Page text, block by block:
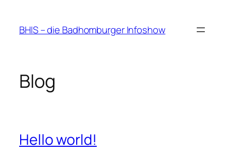
springen
BHIS – die Badhomburger Infoshow
Blog
Hello world!